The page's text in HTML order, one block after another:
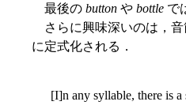
最後の button や bottle で
さらに興味深いのは，音
に定式化される．
[I]n any syllable, there is